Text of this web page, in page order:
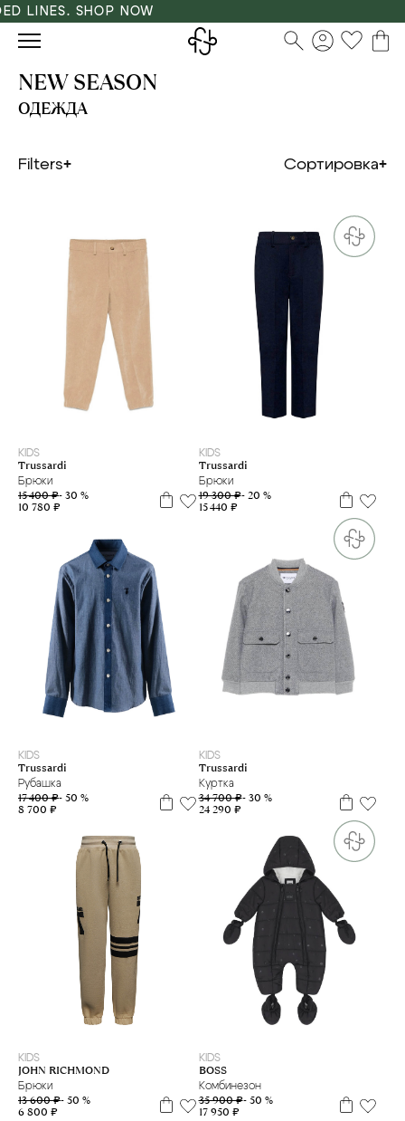
SHOP NOW
NEW SEASON
ОДЕЖДА
Filters Сортировка
KIDS
Trussardi
Брюки
15 400 ₽- 30 %
10 780 ₽
6 л12 л 14 л16 л
KIDS
Trussardi
Брюки
19 300 ₽- 20 %
15 440 ₽
KIDS
Trussardi
Рубашка
17 400 ₽- 50 %
8 700 ₽
KIDS
Trussardi
Куртка
34 700 ₽- 30 %
24 290 ₽
10 л 14 л16 л
KIDS
JOHN RICHMOND
Брюки
13 600 ₽- 50 %
6 800 ₽
6 м
KIDS
BOSS
Комбинезон
35 900 ₽- 50 %
17 950 ₽